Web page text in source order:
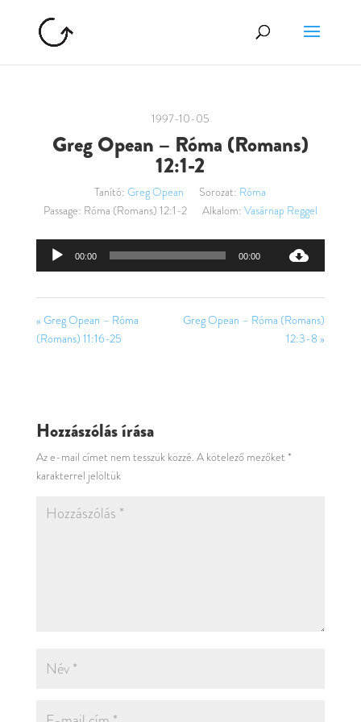
1997-10-05
Greg Opean – Róma (Romans)
12:1-2
Tanító: Greg Opean Sorozat: Róma
Passage: Róma (Romans) 12:1-2 Alkalom: Vasárnap Reggel
Audió
00:00 00:00
« Greg Opean – Róma
(Romans) 11:16-25
Greg Opean – Róma (Romans)
12:3-8 »
Hozzászólás írása
Az e-mail címet nem tesszük közzé. A kötelező mezőket *
karakterrel jelöltük